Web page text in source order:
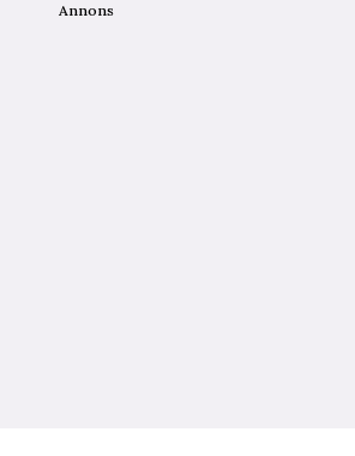
Annons